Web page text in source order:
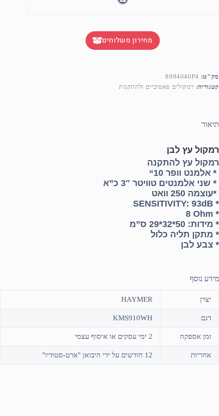
מחירון משלוחים
מק"ט: 8994040P4
קטגוריה: רמקולים פאסיביים ולהתקנות
תיאור
רמקול עץ לבן
רמקול עץ להתקנה
* אלמנט וופר 10
“
* שני אלמנטים טוויטר 3″ כ”א
*עוצמה 250 וואט
*
SENSITIVITY: 93dB
*
8 Ohm
* מידות: 50*32*29 ס”מ
* מתקן תליה כלול
* צבע לבן
מידע נוסף
יצרן HAYMER
דגם KMS910WH
זמן אספקה 2 ימי עסקים או איסוף עצמי
אחריות 12 חודשים על ידי היבואן "ארט-סטודיו"